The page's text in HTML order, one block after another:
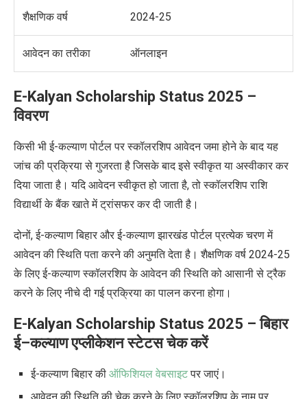
शैक्षणिक वर्ष 2024-25
आवेदन का तरीका ऑनलाइन
E-Kalyan Scholarship Status 2025 –
विवरण
किसी भी ई-कल्याण पोर्टल पर स्कॉलरशिप आवेदन जमा होने के बाद यह
जांच की प्रक्रिया से गुजरता है जिसके बाद इसे स्वीकृत या अस्वीकार कर
दिया जाता है। यदि आवेदन स्वीकृत हो जाता है, तो स्कॉलरशिप राशि
विद्यार्थी के बैंक खाते में ट्रांसफर कर दी जाती है।
दोनों, ई-कल्याण बिहार और ई-कल्याण झारखंड पोर्टल प्रत्येक चरण में
आवेदन की स्थिति पता करने की अनुमति देता है। शैक्षणिक वर्ष 2024-25
के लिए ई-कल्याण स्कॉलरशिप के आवेदन की स्थिति को आसानी से ट्रैक
करने के लिए नीचे दी गई प्रक्रिया का पालन करना होगा।
E-Kalyan Scholarship Status 2025 –बिहार
ई–कल्याण एप्लीकेशन स्टेटस चेक करें
ई-कल्याण बिहार की ऑफिशियल वेबसाइटपर जाएं।